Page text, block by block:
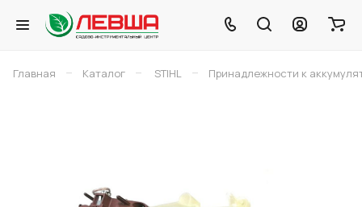
Главная – Каталог – STIHL – Принадлежности к